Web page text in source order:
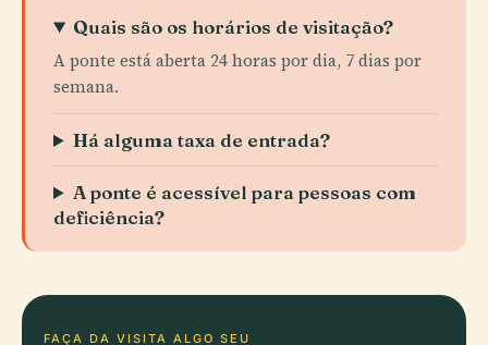
Quais são os horários de visitação?
A ponte está aberta 24 horas por dia, 7 dias por
semana.
Há alguma taxa de entrada?
A ponte é acessível para pessoas com
deficiência?
FAÇA DA VISITA ALGO SEU